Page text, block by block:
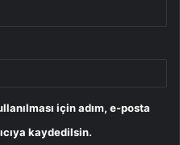
için adım, e-posta
kaydedilsin.